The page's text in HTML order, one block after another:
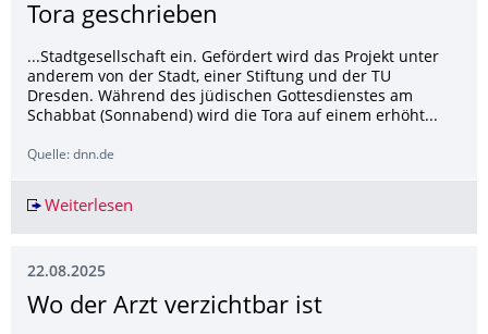
Tora geschrieben
...Stadtgesellschaft ein. Gefördert wird das Projekt unter
anderem von der Stadt, einer Stiftung und der TU
Dresden. Während des jüdischen Gottesdienstes am
Schabbat (Sonnabend) wird die Tora auf einem erhöht...
Quelle: dnn.de
Weiterlesen
22.08.2025
Wo der Arzt verzichtbar ist